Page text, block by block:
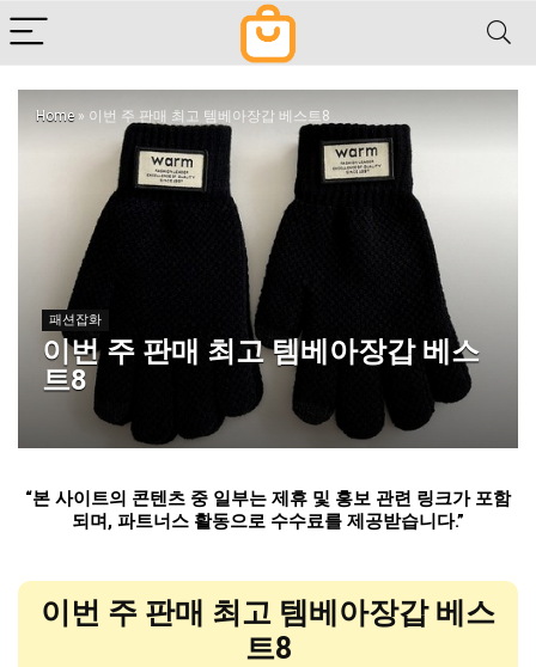
Home » 이번 주 판매 최고 템베아장갑 베스트8
패션잡화
이번 주 판매 최고 템베아장갑 베스
트8
“본 사이트의 콘텐츠 중 일부는 제휴 및 홍보 관련 링크가 포함
되며, 파트너스 활동으로 수수료를 제공받습니다.”
이번 주 판매 최고 템베아장갑 베스
트8